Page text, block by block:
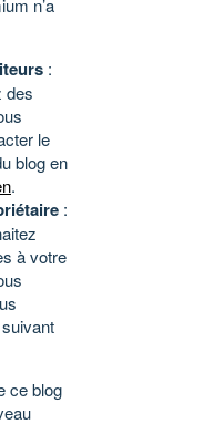
n’a
:
des
le
blog en
.
:
à votre
ce blog